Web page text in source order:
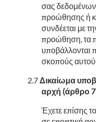
σας
προώθησης ή
συνδέεται με
προώθηση, τα
υποβάλλονται
σκοπούς
Δικαίωμα
αρχή (άρθρο
Έχετε επίσης